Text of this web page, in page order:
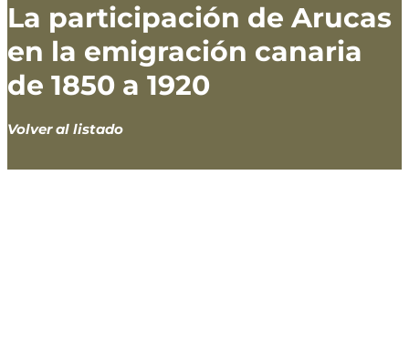
La participación de Arucas
en la emigración canaria
de 1850 a 1920
Volver al listado